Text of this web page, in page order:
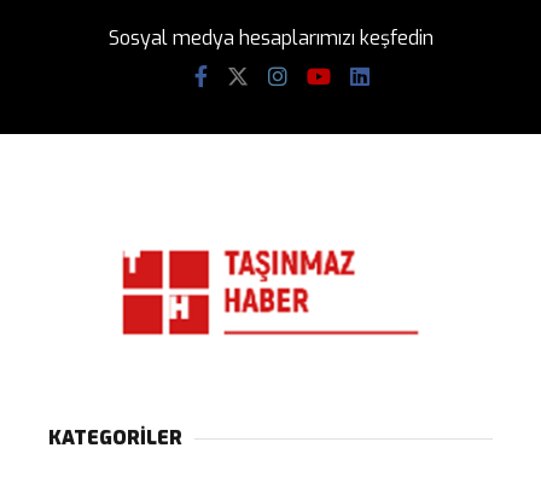
Sosyal medya hesaplarımızı keşfedin
KATEGORİLER